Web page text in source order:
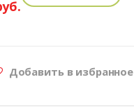
Добавить в избранное